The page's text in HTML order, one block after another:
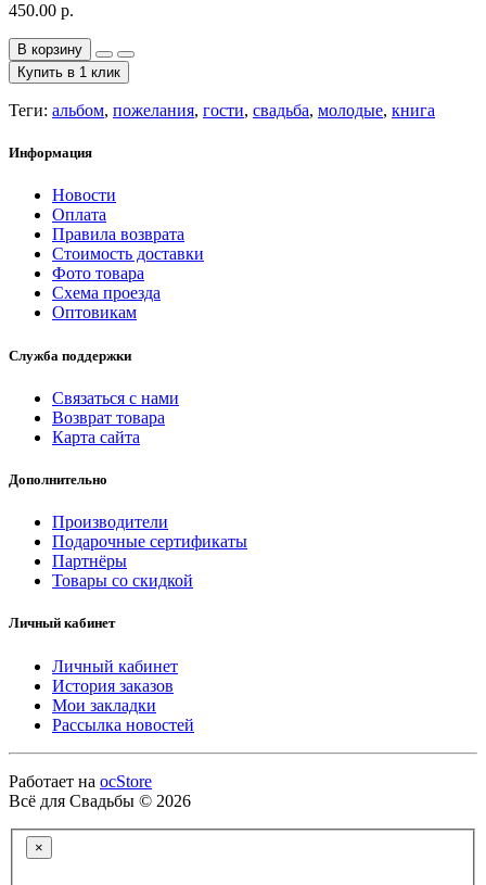
450.00 р.
В корзину
Купить в 1 клик
Теги: альбом, пожелания, гости, свадьба, молодые, книга
Информация
Новости
Оплата
Правила возврата
Стоимость доставки
Фото товара
Схема проезда
Оптовикам
Служба поддержки
Связаться с нами
Возврат товара
Карта сайта
Дополнительно
Производители
Подарочные сертификаты
Партнёры
Товары со скидкой
Личный кабинет
Личный кабинет
История заказов
Мои закладки
Рассылка новостей
Работает на ocStore
Всё для Свадьбы © 2026
×